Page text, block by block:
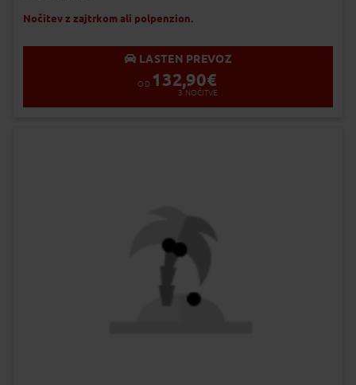
Nočitev z zajtrkom ali polpenzion.
LASTEN PREVOZ
OD 132,90€
3 NOČITVE